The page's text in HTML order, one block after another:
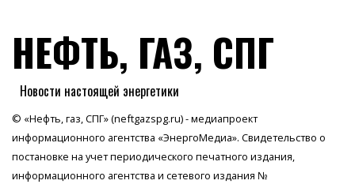
НЕФТЬ, ГАЗ, СПГ
Новости настоящей энергетики
© «Нефть, газ, СПГ» (neftgazspg.ru) - медиапроект
информационного агентства «ЭнергоМедиа». Свидетельство о
постановке на учет периодического печатного издания,
информационного агентства и сетевого издания №